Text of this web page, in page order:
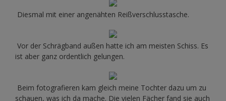
Diesmal mit einer angenähten Reißverschlusstasche.
Vor der Schrägband außen hatte ich am meisten Schiss. Es
ist aber ganz ordentlich gelungen.
Beim fotografieren kam gleich meine Tochter dazu um zu
schauen, was ich da mache. Die vielen Fächer fand sie auch